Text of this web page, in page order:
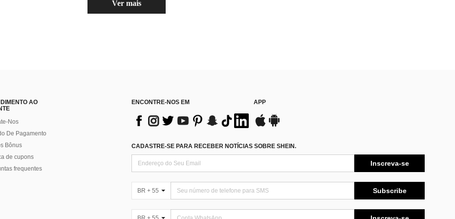
Ver mais
AO
Nos
De Pagamento
Bônus
de cupons
frequentes
ENCONTRE-NOS EM APP
CADASTRE-SE PARA RECEBER NOTÍCIAS SOBRE SHEIN.
Inscreva-se
BR + 55 Subscribe